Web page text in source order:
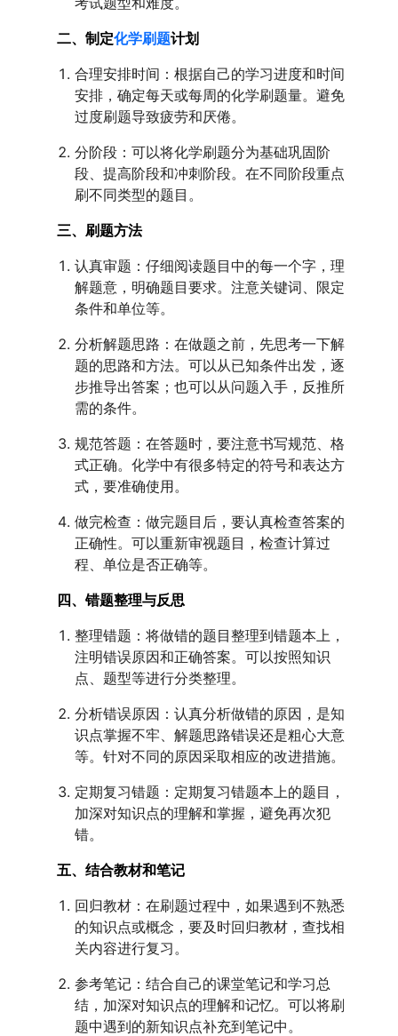
二、制定化学刷题计划
合理安排时间：根据自己的学习进度和时间
安排，确定每天或每周的化学刷题量。避免
过度刷题导致疲劳和厌倦。
分阶段：可以将化学刷题分为基础巩固阶
段、提高阶段和冲刺阶段。在不同阶段重点
刷不同类型的题目。
三、刷题方法
认真审题：仔细阅读题目中的每一个字，理
解题意，明确题目要求。注意关键词、限定
条件和单位等。
分析解题思路：在做题之前，先思考一下解
题的思路和方法。可以从已知条件出发，逐
步推导出答案；也可以从问题入手，反推所
需的条件。
规范答题：在答题时，要注意书写规范、格
式正确。化学中有很多特定的符号和表达方
式，要准确使用。
做完检查：做完题目后，要认真检查答案的
正确性。可以重新审视题目，检查计算过
程、单位是否正确等。
四、错题整理与反思
整理错题：将做错的题目整理到错题本上，
注明错误原因和正确答案。可以按照知识
点、题型等进行分类整理。
分析错误原因：认真分析做错的原因，是知
识点掌握不牢、解题思路错误还是粗心大意
等。针对不同的原因采取相应的改进措施。
定期复习错题：定期复习错题本上的题目，
加深对知识点的理解和掌握，避免再次犯
错。
五、结合教材和笔记
回归教材：在刷题过程中，如果遇到不熟悉
的知识点或概念，要及时回归教材，查找相
关内容进行复习。
参考笔记：结合自己的课堂笔记和学习总
结，加深对知识点的理解和记忆。可以将刷
题中遇到的新知识点补充到笔记中。